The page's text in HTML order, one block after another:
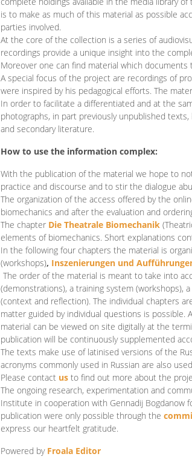
is to make as much of this material as possible
parties involved.
At the core of the collection is a series of
recordings provide a unique insight into the
Moreover one can find material which
A special focus of the project are recordings of
were inspired by his pedagogical efforts. The
In order to facilitate a differentiated and at the
photographs, in part previously unpublished
and secondary literature.
How to use the information complex:
With the publication of the material we hope to
practice and discourse and to stir the dialogue
The organization of the access offered by the
biomechanics and after the evaluation and
The chapter Die Theatrale Biomechanik
elements of biomechanics. Short explanations
In the following four chapters the material is
(workshops), Inszenierungen und
The order of the material is meant to take into
(demonstrations), a training system (workshops),
(context and reflection). The individual chapters
matter guided by individual questions is
material can be viewed on site digitally at the
publication will be continuously supplemented
The texts make use of latinised versions of the
acronyms commonly used in Russian are also
Please contact us to find out more about the
The ongoing research, experimentation and
Institute in cooperation with Gennadij Bogdanow
publication were only possible through the
express our heartfelt gratitude.
Powered by Froala Editor